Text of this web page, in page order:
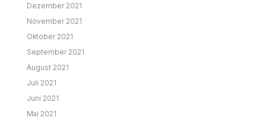
Dezember 2021
November 2021
Oktober 2021
September 2021
August 2021
Juli 2021
Juni 2021
Mai 2021